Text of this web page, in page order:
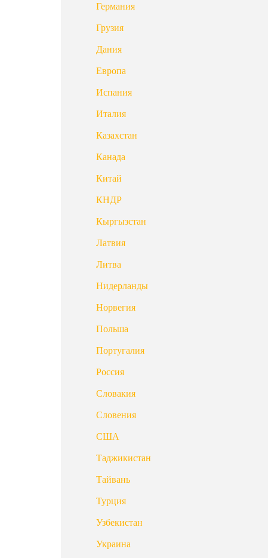
Германия
Грузия
Дания
Европа
Испания
Италия
Казахстан
Канада
Китай
КНДР
Кыргызстан
Латвия
Литва
Нидерланды
Норвегия
Польша
Португалия
Россия
Словакия
Словения
США
Таджикистан
Тайвань
Турция
Узбекистан
Украина